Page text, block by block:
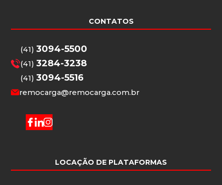
CONTATOS
(41)3094-5500
(41)3284-3238
(41)3094-5516
remocarga@remocarga.com.br
LOCAÇÃO DE PLATAFORMAS